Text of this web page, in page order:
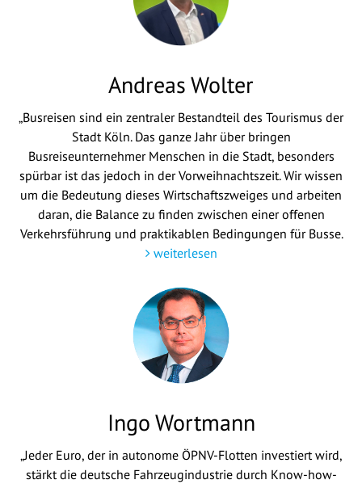
Andreas Wolter
„Busreisen sind ein zentraler Bestandteil des Tourismus der
Stadt Köln. Das ganze Jahr über bringen
Busreiseunternehmer Menschen in die Stadt, besonders
spürbar ist das jedoch in der Vorweihnachtszeit. Wir wissen
um die Bedeutung dieses Wirtschaftszweiges und arbeiten
daran, die Balance zu finden zwischen einer offenen
Verkehrsführung und praktikablen Bedingungen für Busse.
weiterlesen
Ingo Wortmann
„Jeder Euro, der in autonome ÖPNV-Flotten investiert wird,
stärkt die deutsche Fahrzeugindustrie durch Know-how-